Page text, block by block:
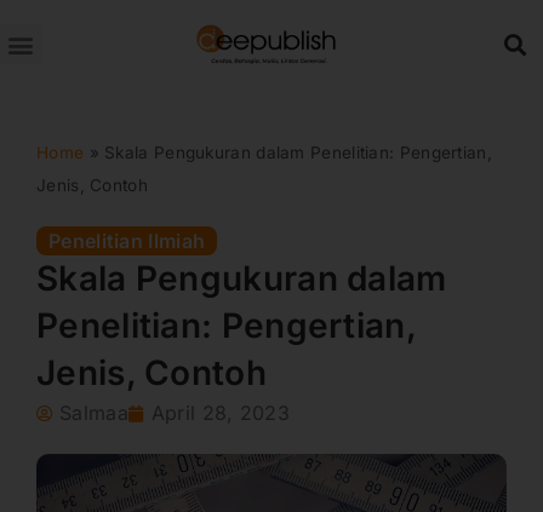
ke
Home » Skala Pengukuran dalam Penelitian: Pengertian,
Jenis, Contoh
Penelitian Ilmiah
Skala Pengukuran dalam
Penelitian: Pengertian,
Jenis, Contoh
Salmaa April 28, 2023